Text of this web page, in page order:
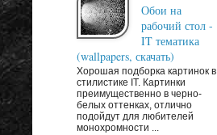
Обои на
рабочий стол -
IT тематика
(wallpapers, скачать)
Хорошая подборка картинок в
стилистике IT. Картинки
преимущественно в черно-
белых оттенках, отлично
подойдут для любителей
монохромности ...